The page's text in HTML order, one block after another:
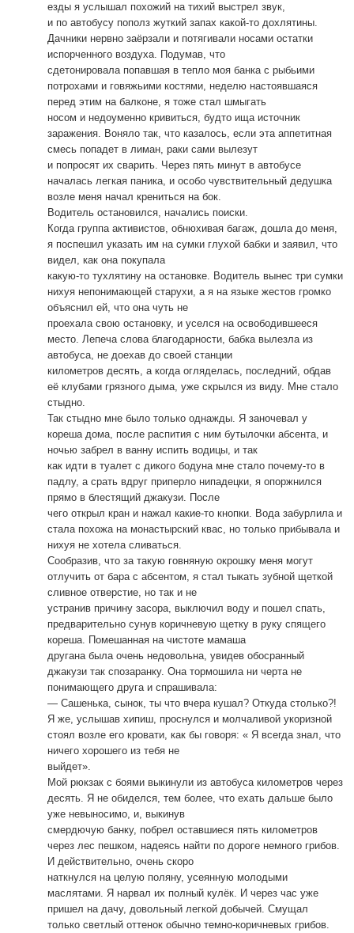
езды я услышал похожий на тихий выстрел звук,
и по автобусу пополз жуткий запах какой-то дохлятины.
Дачники нервно заёрзали и потягивали носами остатки
испорченного воздуха. Подумав, что
сдетонировала попавшая в тепло моя банка с рыбьими
потрохами и говяжьими костями, неделю настоявшаяся
перед этим на балконе, я тоже стал шмыгать
носом и недоуменно кривиться, будто ища источник
заражения. Воняло так, что казалось, если эта аппетитная
смесь попадет в лиман, раки сами вылезут
и попросят их сварить. Через пять минут в автобусе
началась легкая паника, и особо чувствительный дедушка
возле меня начал крениться на бок.
Водитель остановился, начались поиски.
Когда группа активистов, обнюхивая багаж, дошла до меня,
я поспешил указать им на сумки глухой бабки и заявил, что
видел, как она покупала
какую-то тухлятину на остановке. Водитель вынес три сумки
нихуя непонимающей старухи, а я на языке жестов громко
объяснил ей, что она чуть не
проехала свою остановку, и уселся на освободившееся
место. Лепеча слова благодарности, бабка вылезла из
автобуса, не доехав до своей станции
километров десять, а когда огляделась, последний, обдав
её клубами грязного дыма, уже скрылся из виду. Мне стало
стыдно.
Так стыдно мне было только однажды. Я заночевал у
кореша дома, после распития с ним бутылочки абсента, и
ночью забрел в ванну испить водицы, и так
как идти в туалет с дикого бодуна мне стало почему-то в
падлу, а срать вдруг приперло нипадецки, я опоржнился
прямо в блестящий джакузи. После
чего открыл кран и нажал какие-то кнопки. Вода забурлила и
стала похожа на монастырский квас, но только прибывала и
нихуя не хотела сливаться.
Сообразив, что за такую говняную окрошку меня могут
отлучить от бара с абсентом, я стал тыкать зубной щеткой
сливное отверстие, но так и не
устранив причину засора, выключил воду и пошел спать,
предварительно сунув коричневую щетку в руку спящего
кореша. Помешанная на чистоте мамаша
другана была очень недовольна, увидев обосранный
джакузи так спозаранку. Она тормошила ни черта не
понимающего друга и спрашивала:
— Сашенька, сынок, ты что вчера кушал? Откуда столько?!
Я же, услышав хипиш, проснулся и молчаливой укоризной
стоял возле его кровати, как бы говоря: « Я всегда знал, что
ничего хорошего из тебя не
выйдет».
Мой рюкзак с боями выкинули из автобуса километров через
десять. Я не обиделся, тем более, что ехать дальше было
уже невыносимо, и, выкинув
смердючую банку, побрел оставшиеся пять километров
через лес пешком, надеясь найти по дороге немного грибов.
И действительно, очень скоро
наткнулся на целую поляну, усеянную молодыми
маслятами. Я нарвал их полный кулёк. И через час уже
пришел на дачу, довольный легкой добычей. Смущал
только светлый оттенок обычно темно-коричневых грибов.